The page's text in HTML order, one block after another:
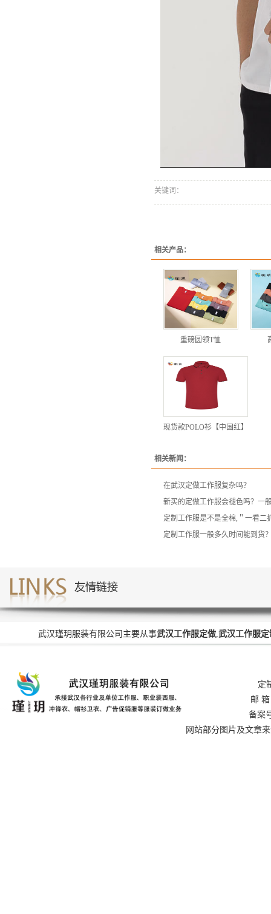
关键词：
相关产品：
重磅圆领T恤
现货款POLO衫【中国红】
相关新闻：
在武汉定做工作服复杂吗？
新买的定做工作服会褪色吗？一
定制工作服是不是全棉,＂一看二
定制工作服一般多久时间能到货
武汉瑾玥服装有限公司主要从事武汉工作服定做,武汉工作服定
定
邮
备案
网站部分图片及文章